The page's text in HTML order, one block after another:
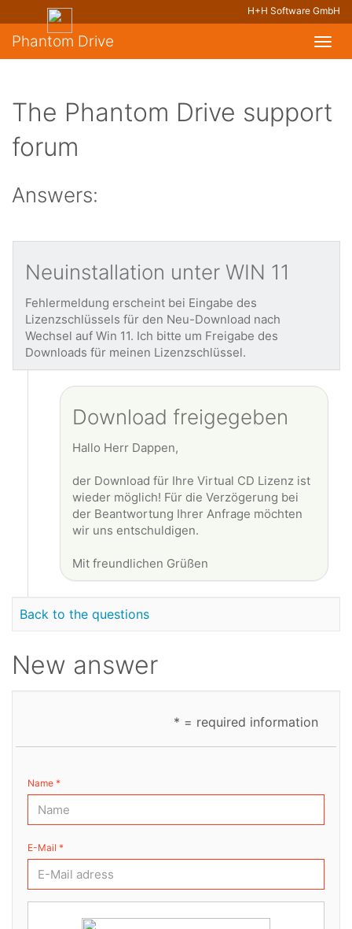
H+H Software GmbH
Phantom Drive
The Phantom Drive support
forum
Answers:
Neuinstallation unter WIN 11
Fehlermeldung erscheint bei Eingabe des
Lizenzschlüssels für den Neu-Download nach
Wechsel auf Win 11. Ich bitte um Freigabe des
Downloads für meinen Lizenzschlüssel.
Download freigegeben
Hallo Herr Dappen,
der Download für Ihre Virtual CD Lizenz ist
wieder möglich! Für die Verzögerung bei
der Beantwortung Ihrer Anfrage möchten
wir uns entschuldigen.
Mit freundlichen Grüßen
Back to the questions
New answer
* = required information
Name *
E-Mail *